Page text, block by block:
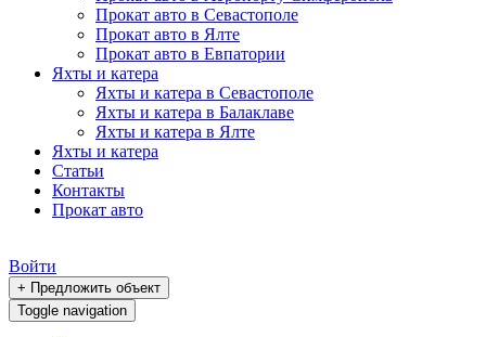
Прокат авто в Севастополе
Прокат авто в Ялте
Прокат авто в Евпатории
Яхты и катера
Яхты и катера в Севастополе
Яхты и катера в Балаклаве
Яхты и катера в Ялте
Яхты и катера
Статьи
Контакты
Прокат авто
Войти
+ Предложить объект
Toggle navigation